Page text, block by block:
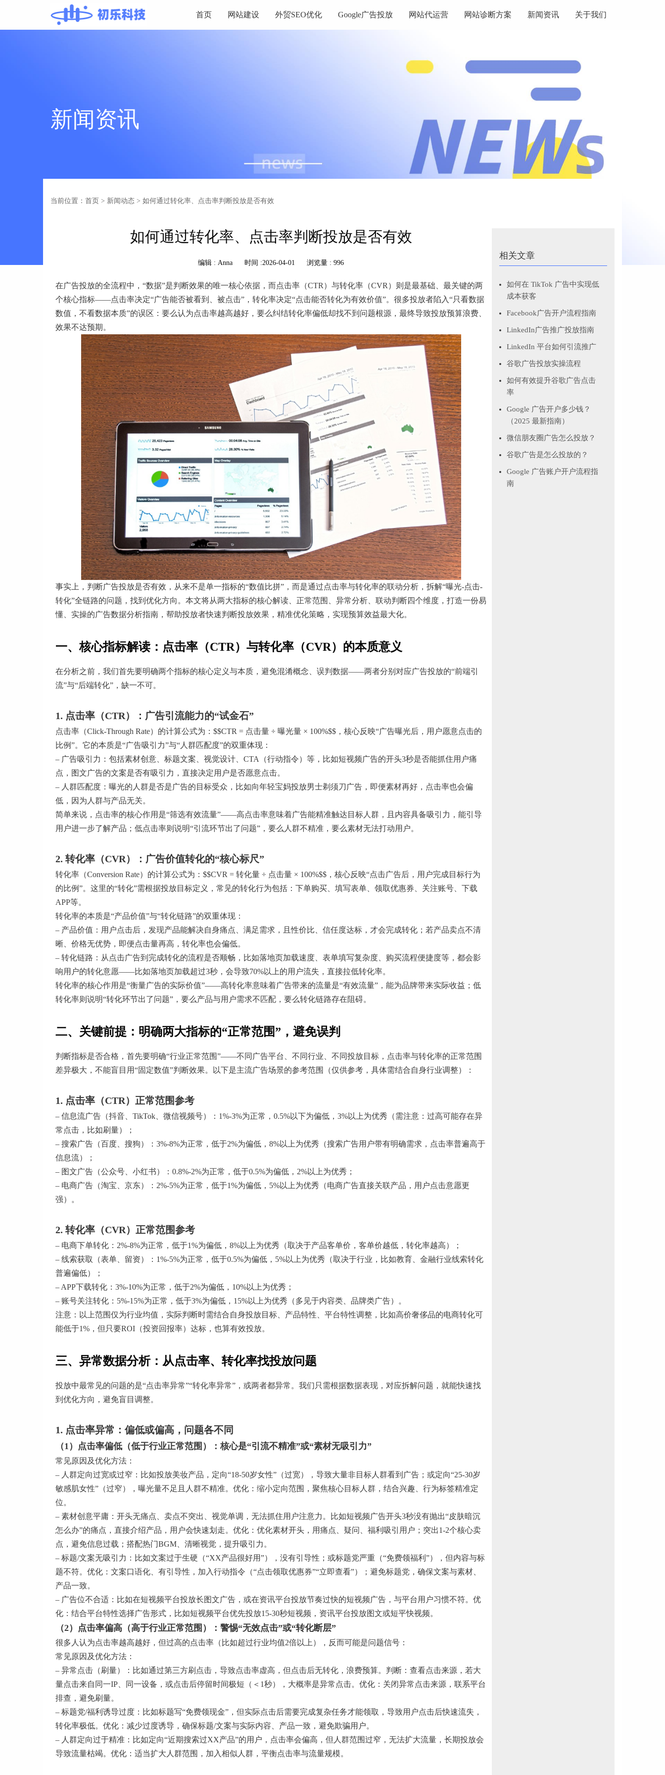
首页 网站建设 外贸SEO优化 Google广告投放 网站代运营 网站诊断方案 新闻资讯 关于我们
新闻资讯
当前位置：首页 > 新闻动态 > 如何通过转化率、点击率判断投放是否有效
如何通过转化率、点击率判断投放是否有效
编辑 :Anna 时间 :2026-04-01 浏览量 : 996
在广告投放的全流程中，“数据”是判断效果的唯一核心依据，而点击率（CTR）与转化率（CVR）则是最基础、最关键的两
个核心指标——点击率决定“广告能否被看到、被点击”，转化率决定“点击能否转化为有效价值”。很多投放者陷入“只看数据
数值，不看数据本质”的误区：要么认为点击率越高越好，要么纠结转化率偏低却找不到问题根源，最终导致投放预算浪费、
效果不达预期。
事实上，判断广告投放是否有效，从来不是单一指标的“数值比拼”，而是通过点击率与转化率的联动分析，拆解“曝光-点击-
转化”全链路的问题，找到优化方向。本文将从两大指标的核心解读、正常范围、异常分析、联动判断四个维度，打造一份易
懂、实操的广告数据分析指南，帮助投放者快速判断投放效果，精准优化策略，实现预算效益最大化。
一、核心指标解读：点击率（CTR）与转化率（CVR）的本质意义
在分析之前，我们首先要明确两个指标的核心定义与本质，避免混淆概念、误判数据——两者分别对应广告投放的“前端引
流”与“后端转化”，缺一不可。
1. 点击率（CTR）：广告引流能力的“试金石”
点击率（Click-Through Rate）的计算公式为：$$CTR = 点击量 ÷ 曝光量 × 100%$$，核心反映“广告曝光后，用户愿意点击的
比例”。它的本质是“广告吸引力”与“人群匹配度”的双重体现：
– 广告吸引力：包括素材创意、标题文案、视觉设计、CTA（行动指令）等，比如短视频广告的开头3秒是否能抓住用户痛
点，图文广告的文案是否有吸引力，直接决定用户是否愿意点击。
– 人群匹配度：曝光的人群是否是广告的目标受众，比如向年轻宝妈投放男士剃须刀广告，即便素材再好，点击率也会偏
低，因为人群与产品无关。
简单来说，点击率的核心作用是“筛选有效流量”——高点击率意味着广告能精准触达目标人群，且内容具备吸引力，能引导
用户进一步了解产品；低点击率则说明“引流环节出了问题”，要么人群不精准，要么素材无法打动用户。
2. 转化率（CVR）：广告价值转化的“核心标尺”
转化率（Conversion Rate）的计算公式为：$$CVR = 转化量 ÷ 点击量 × 100%$$，核心反映“点击广告后，用户完成目标行为
的比例”。这里的“转化”需根据投放目标定义，常见的转化行为包括：下单购买、填写表单、领取优惠券、关注账号、下载
APP等。
转化率的本质是“产品价值”与“转化链路”的双重体现：
– 产品价值：用户点击后，发现产品能解决自身痛点、满足需求，且性价比、信任度达标，才会完成转化；若产品卖点不清
晰、价格无优势，即便点击量再高，转化率也会偏低。
– 转化链路：从点击广告到完成转化的流程是否顺畅，比如落地页加载速度、表单填写复杂度、购买流程便捷度等，都会影
响用户的转化意愿——比如落地页加载超过3秒，会导致70%以上的用户流失，直接拉低转化率。
转化率的核心作用是“衡量广告的实际价值”——高转化率意味着广告带来的流量是“有效流量”，能为品牌带来实际收益；低
转化率则说明“转化环节出了问题”，要么产品与用户需求不匹配，要么转化链路存在阻碍。
二、关键前提：明确两大指标的“正常范围”，避免误判
判断指标是否合格，首先要明确“行业正常范围”——不同广告平台、不同行业、不同投放目标，点击率与转化率的正常范围
差异极大，不能盲目用“固定数值”判断效果。以下是主流广告场景的参考范围（仅供参考，具体需结合自身行业调整）：
1. 点击率（CTR）正常范围参考
– 信息流广告（抖音、TikTok、微信视频号）：1%-3%为正常，0.5%以下为偏低，3%以上为优秀（需注意：过高可能存在异
常点击，比如刷量）；
– 搜索广告（百度、搜狗）：3%-8%为正常，低于2%为偏低，8%以上为优秀（搜索广告用户带有明确需求，点击率普遍高于
信息流）；
– 图文广告（公众号、小红书）：0.8%-2%为正常，低于0.5%为偏低，2%以上为优秀；
– 电商广告（淘宝、京东）：2%-5%为正常，低于1%为偏低，5%以上为优秀（电商广告直接关联产品，用户点击意愿更
强）。
2. 转化率（CVR）正常范围参考
– 电商下单转化：2%-8%为正常，低于1%为偏低，8%以上为优秀（取决于产品客单价，客单价越低，转化率越高）；
– 线索获取（表单、留资）：1%-5%为正常，低于0.5%为偏低，5%以上为优秀（取决于行业，比如教育、金融行业线索转化
普遍偏低）；
– APP下载转化：3%-10%为正常，低于2%为偏低，10%以上为优秀；
– 账号关注转化：5%-15%为正常，低于3%为偏低，15%以上为优秀（多见于内容类、品牌类广告）。
注意：以上范围仅为行业均值，实际判断时需结合自身投放目标、产品特性、平台特性调整，比如高价奢侈品的电商转化可
能低于1%，但只要ROI（投资回报率）达标，也算有效投放。
三、异常数据分析：从点击率、转化率找投放问题
投放中最常见的问题的是“点击率异常”“转化率异常”，或两者都异常。我们只需根据数据表现，对应拆解问题，就能快速找
到优化方向，避免盲目调整。
1. 点击率异常：偏低或偏高，问题各不同
（1）点击率偏低（低于行业正常范围）：核心是“引流不精准”或“素材无吸引力”
常见原因及优化方法：
– 人群定向过宽或过窄：比如投放美妆产品，定向“18-50岁女性”（过宽），导致大量非目标人群看到广告；或定向“25-30岁
敏感肌女性”（过窄），曝光量不足且人群不精准。优化：缩小定向范围，聚焦核心目标人群，结合兴趣、行为标签精准定
位。
– 素材创意平庸：开头无痛点、卖点不突出、视觉单调，无法抓住用户注意力。比如短视频广告开头3秒没有抛出“皮肤暗沉
怎么办”的痛点，直接介绍产品，用户会快速划走。优化：优化素材开头，用痛点、疑问、福利吸引用户；突出1-2个核心卖
点，避免信息过载；搭配热门BGM、清晰视觉，提升吸引力。
– 标题/文案无吸引力：比如文案过于生硬（“XX产品很好用”），没有引导性；或标题党严重（“免费领福利”），但内容与标
题不符。优化：文案口语化、有引导性，加入行动指令（“点击领取优惠券”“立即查看”）；避免标题党，确保文案与素材、
产品一致。
– 广告位不合适：比如在短视频平台投放长图文广告，或在资讯平台投放节奏过快的短视频广告，与平台用户习惯不符。优
化：结合平台特性选择广告形式，比如短视频平台优先投放15-30秒短视频，资讯平台投放图文或短平快视频。
（2）点击率偏高（高于行业正常范围）：警惕“无效点击”或“转化断层”
很多人认为点击率越高越好，但过高的点击率（比如超过行业均值2倍以上），反而可能是问题信号：
常见原因及优化方法：
– 异常点击（刷量）：比如通过第三方刷点击，导致点击率虚高，但点击后无转化，浪费预算。判断：查看点击来源，若大
量点击来自同一IP、同一设备，或点击后停留时间极短（＜1秒），大概率是异常点击。优化：关闭异常点击来源，联系平台
排查，避免刷量。
– 标题党/福利诱导过度：比如标题写“免费领现金”，但实际点击后需要完成复杂任务才能领取，导致用户点击后快速流失，
转化率极低。优化：减少过度诱导，确保标题/文案与实际内容、产品一致，避免欺骗用户。
– 人群定向过于精准：比如定向“近期搜索过XX产品”的用户，点击率会偏高，但人群范围过窄，无法扩大流量，长期投放会
导致流量枯竭。优化：适当扩大人群范围，加入相似人群，平衡点击率与流量规模。
相关文章
如何在 TikTok 广告中实现低
成本获客
Facebook广告开户流程指南
LinkedIn广告推广投放指南
LinkedIn 平台如何引流推广
谷歌广告投放实操流程
如何有效提升谷歌广告点击
率
Google 广告开户多少钱？
（2025 最新指南）
微信朋友圈广告怎么投放？
谷歌广告是怎么投放的？
Google 广告账户开户流程指
南